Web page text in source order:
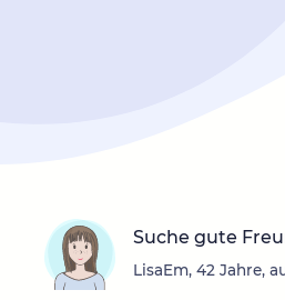
Suche gute
LisaEm, 42 Jahre,